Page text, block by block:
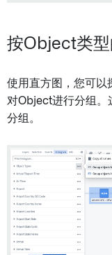
按Object类型
使用直方图，您可以
对Object进行分组。
分组。